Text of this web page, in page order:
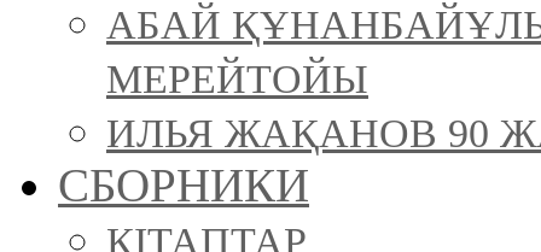
АБАЙ
МЕРЕЙТОЙЫ
ИЛЬЯ ЖАҚАНОВ 90
СБОРНИКИ
КІТАПТАР